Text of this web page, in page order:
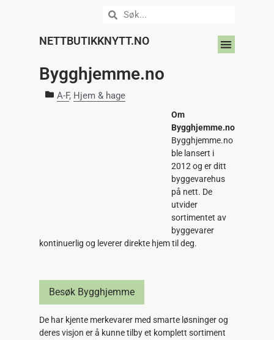
NETTBUTIKKNYTT.NO
Bygghjemme.no
A-F, Hjem & hage
Om
Bygghjemme.no
Bygghjemme.no
ble lansert i
2012 og er ditt
byggevarehus
på nett. De
utvider
sortimentet av
byggevarer
kontinuerlig og leverer direkte hjem til deg.
Besøk Bygghjemme
De har kjente merkevarer med smarte løsninger og
deres visjon er å kunne tilby et komplett sortiment